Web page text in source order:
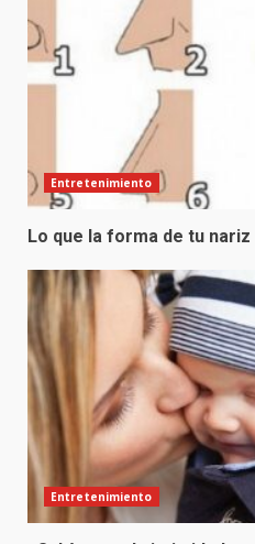
Entretenimiento
Lo que la forma de tu
Entretenimiento